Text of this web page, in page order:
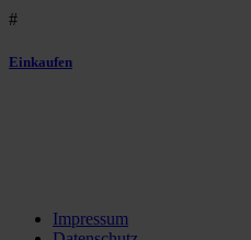
#
Einkaufen
Impressum